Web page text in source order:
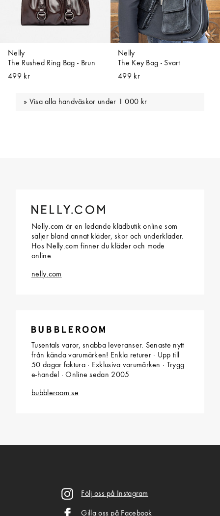
Nelly
The Rushed Ring Bag - Brun
499 kr
Nelly
The Key Bag - Svart
499 kr
Visa alla handväskor under 1 000 kr
Nelly.com är en ledande klädbutik online som
säljer bland annat kläder, skor och underkläder.
Hos Nelly.com finner du kläder och mode
online.
nelly.com
Tusentals varor, snabba leveranser. Senaste nytt
från kända varumärken! Enkla returer · Upp till
50 dagar faktura · Exklusiva varumärken · Trygg
e-handel · Online sedan 2005
bubbleroom.se
Följ oss på Instagram
Gilla oss på Facebook